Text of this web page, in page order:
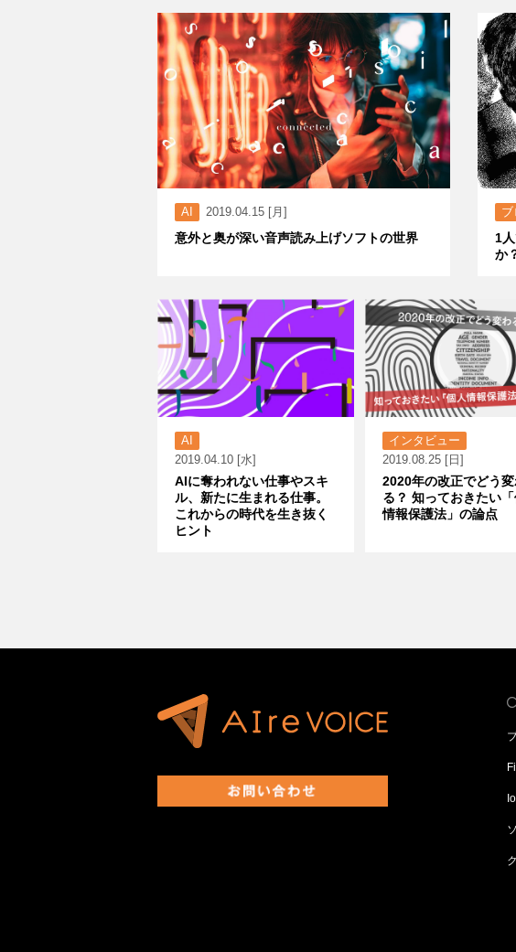
AI 2019.04.15 [月]
意外と奥が深い音声読み上げソフトの世界
1
か
AI
2019.04.10 [水]
AIに奪われない仕事やスキ
ル、新たに生まれる仕事。
これからの時代を生き抜く
ヒント
インタビュー
2019.08.25 [日]
2020年の改正でどう
る？ 知っておきたい「
情報保護法」の論点